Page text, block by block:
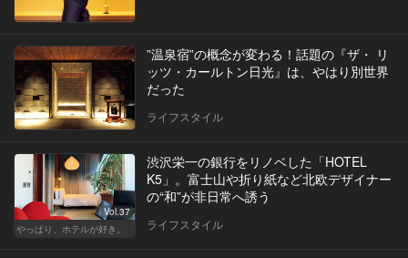
”温泉宿”の概念が変わる！話題の『ザ・ リ
ッツ・カールトン日光』は、やはり別世界
だった
ライフスタイル
Vol.37
やっぱり、ホテルが好き。
渋沢栄一の銀行をリノベした「HOTEL
K5」。富士山や折り紙など北欧デザイナー
の“和”が非日常へ誘う
ライフスタイル